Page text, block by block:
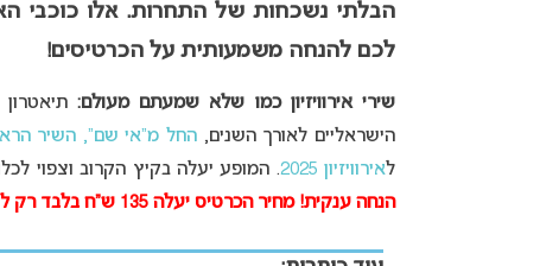
הבלתי נשכחות של התחרות. אלו כוכבי
לכם להנחה משמעותית על הכרטיסים!
שירי אירוויזיון כמו שלא שמעתם מעולם:
הישראליים לאורך השנים, החל מ”אי שם”, השיר
לאירוויזיון 2025 . המופע יעלה בקיץ הקרוב וצפוי
הנחה ענקית! מחיר הכרטיס יעלה 135 ש”ח בלבד רק לקוראי יורומיקס! קוד הטבה בלעדי בהמשך הכתבה!